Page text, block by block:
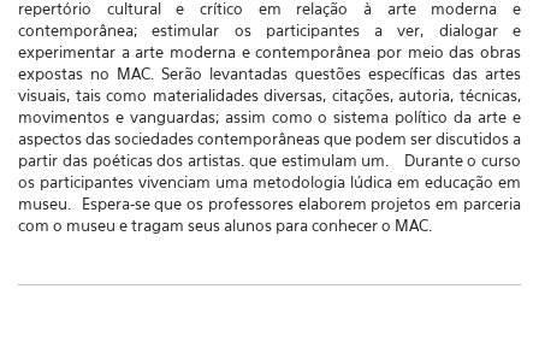
repertório cultural e crítico em relação à arte moderna e
contemporânea; estimular os participantes a ver, dialogar e
experimentar a arte moderna e contemporânea por meio das obras
expostas no MAC. Serão levantadas questões específicas das artes
visuais, tais como materialidades diversas, citações, autoria, técnicas,
movimentos e vanguardas; assim como o sistema político da arte e
aspectos das sociedades contemporâneas que podem ser discutidos a
partir das poéticas dos artistas. que estimulam um. Durante o curso
os participantes vivenciam uma metodologia lúdica em educação em
museu. Espera-se que os professores elaborem projetos em parceria
com o museu e tragam seus alunos para conhecer o MAC.